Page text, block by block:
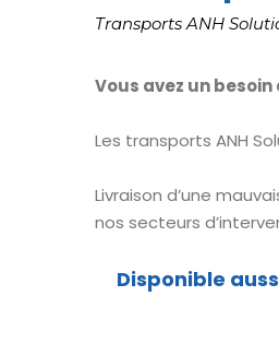
Transports ANH
Vous avez un
Les transports ANH
Livraison d’une
nos secteurs